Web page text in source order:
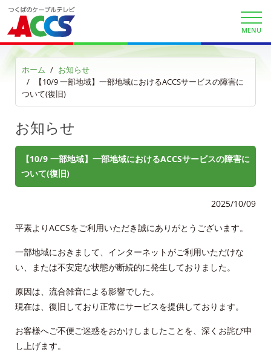
MENU
ホーム
お知らせ
【10/9 一部地域】一部地域におけるACCSサービスの障害に
ついて(復旧)
お知らせ
【10/9 一部地域】一部地域におけるACCSサービスの障害に
ついて(復旧)
2025/10/09
平素よりACCSをご利用いただき誠にありがとうございます。
一部地域におきまして、インターネットがご利用いただけな
い、または不安定な状態が断続的に発生しておりました。
原因は、流合雑音による影響でした。
現在は、復旧しており正常にサービスを提供しております。
お客様へご不便ご迷惑をおかけしましたことを、深くお詫び申
し上げます。
サービス案内
サービスエリア
利用料金
工事内容
契約約款
よくある質問と答え
各種手続き
お問合せ
財団案内